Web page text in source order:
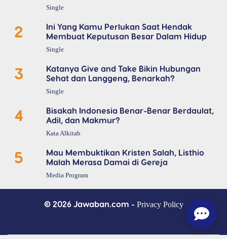
Single
2
Ini Yang Kamu Perlukan Saat Hendak
Membuat Keputusan Besar Dalam Hidup
Single
3
Katanya Give and Take Bikin Hubungan
Sehat dan Langgeng, Benarkah?
Single
4
Bisakah Indonesia Benar-Benar Berdaulat,
Adil, dan Makmur?
Kata Alkitab
5
Mau Membuktikan Kristen Salah, Listhio
Malah Merasa Damai di Gereja
Media Program
© 2026 Jawaban.com - Privacy Policy